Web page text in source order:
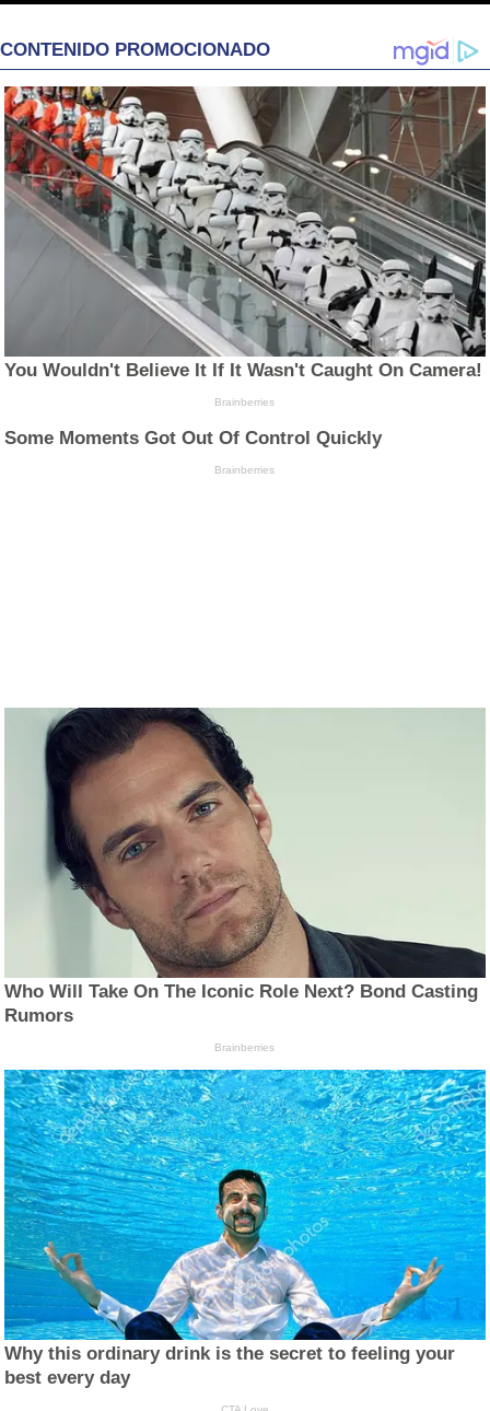
CONTENIDO PROMOCIONADO
You Wouldn't Believe It If It Wasn't Caught On Camera!
Brainberries
Some Moments Got Out Of Control Quickly
Brainberries
Who Will Take On The Iconic Role Next? Bond Casting
Rumors
Brainberries
Why this ordinary drink is the secret to feeling your
best every day